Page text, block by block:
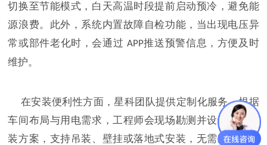
切换至节能模式，白天高温时段提前启动预冷，避免能
源浪费。此外，系统内置故障自检功能，当出现电压异
常或部件老化时，会通过 APP推送预警信息，方便及时
维护。
在安装便利性方面，星科团队提供定制化服务。根据
车间布局与用电需求，工程师会现场勘测并设计最优安
装方案，支持吊装、壁挂或落地式安装，无需对原有建